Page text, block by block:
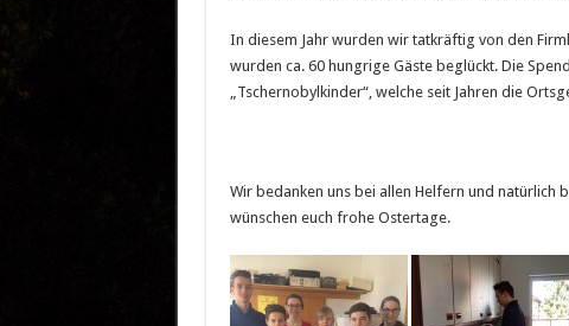
In diesem Jahr wurden wir tatkräftig von den
wurden ca. 60 hungrige Gäste beglückt. Die
„Tschernobylkinder“, welche seit Jahren die
Wir bedanken uns bei allen Helfern und natürlich
wünschen euch frohe Ostertage.